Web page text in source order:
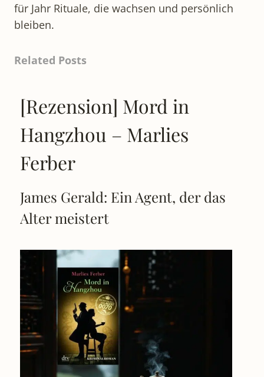
für Jahr Rituale, die wachsen und persönlich
bleiben.
Related Posts
[Rezension] Mord in
Hangzhou – Marlies
Ferber
James Gerald: Ein Agent, der das
Alter meistert